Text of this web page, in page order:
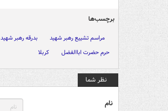
برچسب‌ها
مراسم تشییع رهبر شهید بدرقه رهبر شهید
حرم حضرت اباالفضل
کربلا
نظر شما
نام